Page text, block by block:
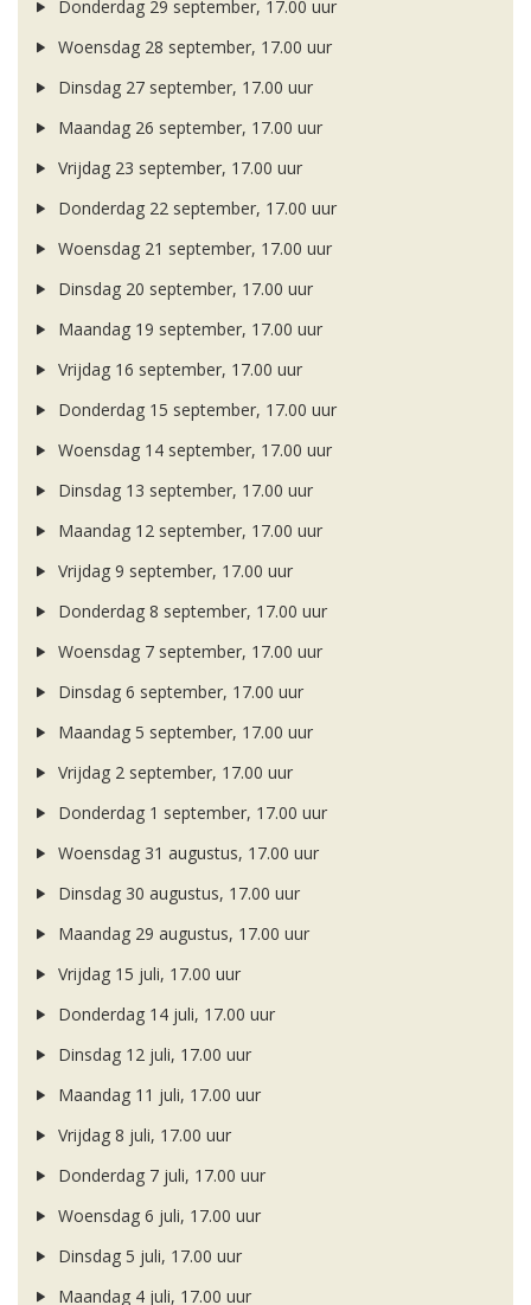
Donderdag 29 september, 17.00 uur
Woensdag 28 september, 17.00 uur
Dinsdag 27 september, 17.00 uur
Maandag 26 september, 17.00 uur
Vrijdag 23 september, 17.00 uur
Donderdag 22 september, 17.00 uur
Woensdag 21 september, 17.00 uur
Dinsdag 20 september, 17.00 uur
Maandag 19 september, 17.00 uur
Vrijdag 16 september, 17.00 uur
Donderdag 15 september, 17.00 uur
Woensdag 14 september, 17.00 uur
Dinsdag 13 september, 17.00 uur
Maandag 12 september, 17.00 uur
Vrijdag 9 september, 17.00 uur
Donderdag 8 september, 17.00 uur
Woensdag 7 september, 17.00 uur
Dinsdag 6 september, 17.00 uur
Maandag 5 september, 17.00 uur
Vrijdag 2 september, 17.00 uur
Donderdag 1 september, 17.00 uur
Woensdag 31 augustus, 17.00 uur
Dinsdag 30 augustus, 17.00 uur
Maandag 29 augustus, 17.00 uur
Vrijdag 15 juli, 17.00 uur
Donderdag 14 juli, 17.00 uur
Dinsdag 12 juli, 17.00 uur
Maandag 11 juli, 17.00 uur
Vrijdag 8 juli, 17.00 uur
Donderdag 7 juli, 17.00 uur
Woensdag 6 juli, 17.00 uur
Dinsdag 5 juli, 17.00 uur
Maandag 4 juli, 17.00 uur